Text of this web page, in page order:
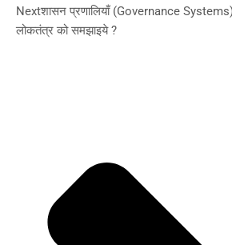
Nextशासन प्रणालियाँ (Governance
लोकतंत्र को समझाइये ?